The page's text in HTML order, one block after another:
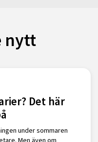
nytt
Det här
under sommaren
Men även om